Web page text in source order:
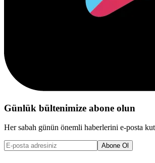
Günlük bültenimize abone olun
Her sabah günün önemli haberlerini e-posta
Abone Ol